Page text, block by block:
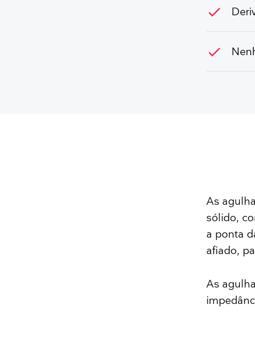
check
check
As
sólido,
a ponta
afiado,
As